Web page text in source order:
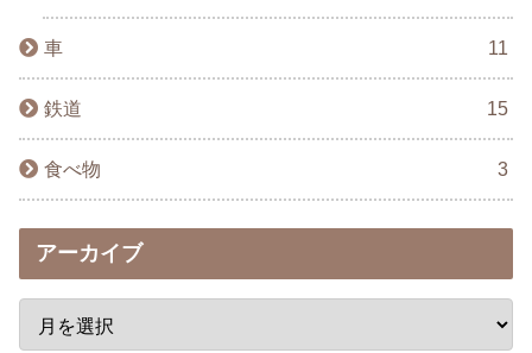
車 11
鉄道 15
食べ物 3
アーカイブ